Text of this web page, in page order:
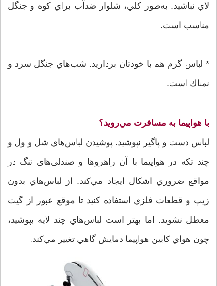
لاي نباشيد. به‌طور كلي، شلوار ضد‌آب براي كوه و جنگل
مناسب است.
* لباس گرم هم با خودتان برداريد. شب‌هاي جنگل سرد و
نمناك است.
با هواپيما به مسافرت مي‌رويد؟
لباس دست و پاگير نپوشيد. پوشيدن لباس‌هاي شل ‌و ول و
چند تكه در هواپيما با آن راهروها و صندلي‌هاي تنگ در
مواقع ضروري اشكال ايجاد مي‌كند. از لباس‌هاي بدون
زيپ و قطعات فلزي استفاده كنيد تا موقع عبور از گيت
معطل نشويد. اما بهتر است لباس‌هاي چند لايه بپوشيد،
چون هواي كابين هواپيما دمايش گاهي تغيير مي‌كند.